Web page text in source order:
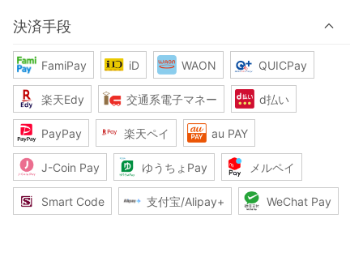
決済手段
FamiPay iD WAON QUICPay
楽天Edy 交通系電子マネー d払い
PayPay 楽天ペイ au PAY
J-Coin Pay ゆうちょPay メルペイ
Smart Code 支付宝/Alipay+ WeChat Pay